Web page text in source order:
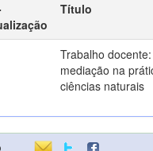
Título
Trabalho
mediação na
ciências naturais